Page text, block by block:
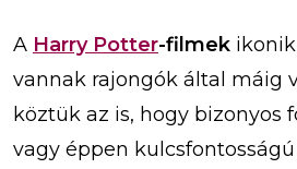
A Harry Potter-filmek
vannak rajongók által máig
köztük az is, hogy bizonyos
vagy éppen kulcsfontosságú